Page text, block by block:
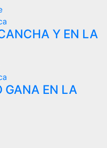
Y EN LA
GANA EN LA